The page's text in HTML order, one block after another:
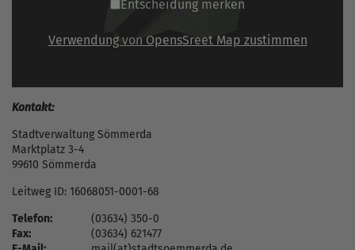
Entscheidung merken
Verwendung von OpensSreet Map zustimmen
Kontakt:
Stadtverwaltung Sömmerda
Marktplatz 3-4
99610 Sömmerda
Leitweg ID: 16068051-0001-68
Telefon:
(03634) 350-0
Fax:
(03634) 621477